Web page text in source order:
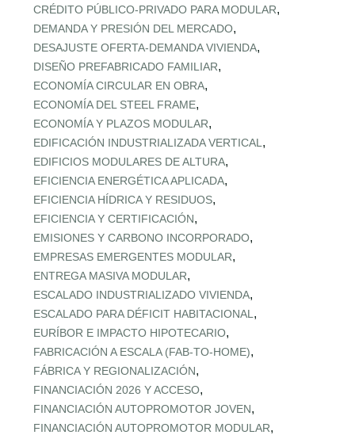
CRÉDITO PÚBLICO‑PRIVADO PARA MODULAR,
DEMANDA Y PRESIÓN DEL MERCADO,
DESAJUSTE OFERTA‑DEMANDA VIVIENDA,
DISEÑO PREFABRICADO FAMILIAR,
ECONOMÍA CIRCULAR EN OBRA,
ECONOMÍA DEL STEEL FRAME,
ECONOMÍA Y PLAZOS MODULAR,
EDIFICACIÓN INDUSTRIALIZADA VERTICAL ,
EDIFICIOS MODULARES DE ALTURA,
EFICIENCIA ENERGÉTICA APLICADA,
EFICIENCIA HÍDRICA Y RESIDUOS,
EFICIENCIA Y CERTIFICACIÓN,
EMISIONES Y CARBONO INCORPORADO,
EMPRESAS EMERGENTES MODULAR,
ENTREGA MASIVA MODULAR,
ESCALADO INDUSTRIALIZADO VIVIENDA,
ESCALADO PARA DÉFICIT HABITACIONAL ,
EURÍBOR E IMPACTO HIPOTECARIO,
FABRICACIÓN A ESCALA (FAB‑TO‑HOME),
FÁBRICA Y REGIONALIZACIÓN,
FINANCIACIÓN 2026 Y ACCESO,
FINANCIACIÓN AUTOPROMOTOR JOVEN,
FINANCIACIÓN AUTOPROMOTOR MODULAR,